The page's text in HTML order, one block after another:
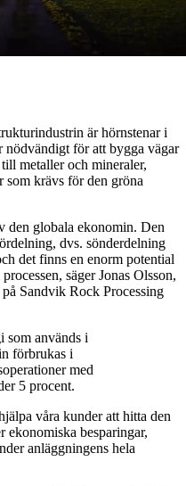
är hörnstenar i
nödvändigt för att bygga vägar
metaller och mineraler,
som krävs för den gröna
den globala ekonomin. Den
dvs. sönderdelning
det finns en enorm potential
säger Jonas Olsson,
Sandvik Rock Processing
som används i
förbrukas i
med
5 procent.
våra kunder att hitta den
ekonomiska besparingar,
anläggningens hela